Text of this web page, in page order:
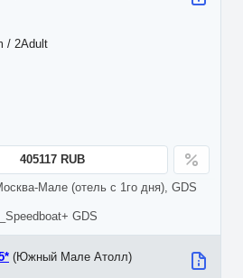
/ 2Adult
405117 RUB
Мале (отель с 1го дня), GDS
GDS
(Южный Мале Атолл)